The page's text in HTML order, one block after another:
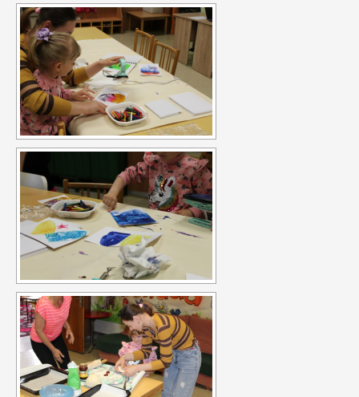
návrh na projekt pro činnost v organizaci.
sloučené s celkovou činností organizací. Dobrovolníci budou
začleněni do celého pracovního běhu organizace a budou
pracovat v miniškolce, v rámci odpoledních aktivit pro mládež a
budou se rovněž podílet na přípravě a nabídce svých vlastních
aktivit. Budou svou činností propagovat EDS a program
Erasmus+.Mezi hlavní aktivity bude patřit seznámení místní
komunity i dobrovolníka s novou kulturou.
výstupy a dopady projektu jsou:Dobrovolníci získají nové
zkušenosti a dovednosti, sociální návyky ( dennodenní
docházení do práce), nové kontakty, poznatky z nové kultury.
Vše výše uvedené, dobrovolníci mohou využít ve svých
projektech v organizace i při návratu do své zemi. Svými
zkušenostmi budou ve své zemi motivovat další mladé lidi k
účasti na EDS, mohou ve své zemi předávat informace o jiných
kulturách.Organizace rozšíří nabídku aktivit a zvýší svou
návštěvnost, rovněž pro pracovníky organizace má velká
význam každodenní komunikace a kontakt s lidi z jiné kultury.
Ministerstvo práce a sociálních věcí ve spolupráci s